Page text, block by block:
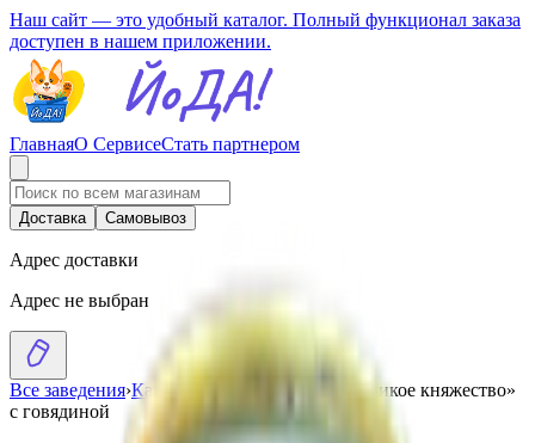
Наш сайт — это удобный каталог. Полный функционал заказа
доступен в нашем приложении.
ГлавнаяО СервисеСтать партнером
Доставка Самовывоз
Адрес доставки
Адрес не выбран
Все заведения›Каталог
Каша гречневая «Великое княжество»
с говядиной